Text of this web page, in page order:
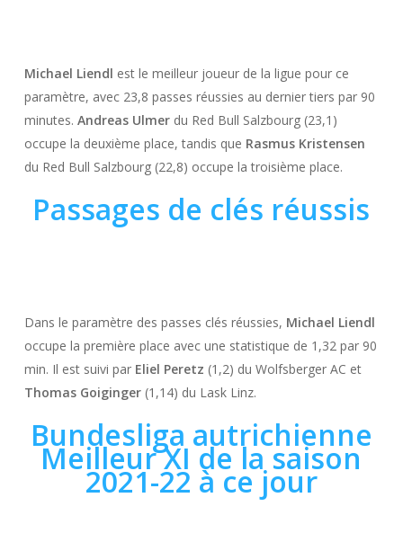
Michael Liendl est le meilleur joueur de la ligue pour ce
paramètre, avec 23,8 passes réussies au dernier tiers par 90
minutes. Andreas Ulmerdu Red Bull Salzbourg (23,1)
occupe la deuxième place, tandis que Rasmus Kristensen
du Red Bull Salzbourg (22,8) occupe la troisième place.
Passages de clés réussis
Dans le paramètre des passes clés réussies, Michael Liendl
occupe la première place avec une statistique de 1,32 par 90
min. Il est suivi par Eliel Peretz (1,2) du Wolfsberger AC et
Thomas Goiginger(1,14) du Lask Linz.
Bundesliga autrichienne
Meilleur XI de la saison
2021-22 à ce jour